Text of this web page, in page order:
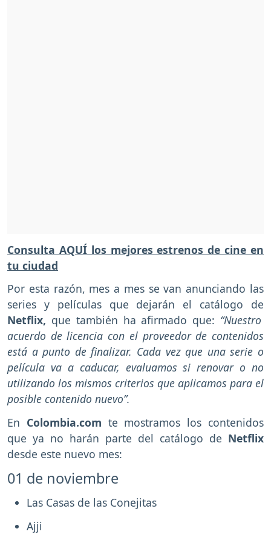
Consulta AQUÍ los mejores estrenos de cine en
tu ciudad
Por esta razón, mes a mes se van anunciando las
series y películas que dejarán el catálogo de
Netflix, que también ha afirmado que: “Nuestro
acuerdo de licencia con el proveedor de contenidos
está a punto de finalizar. Cada vez que una serie o
película va a caducar, evaluamos si renovar o no
utilizando los mismos criterios que aplicamos para el
posible contenido nuevo”.
En Colombia.com te mostramos los contenidos
que ya no harán parte del catálogo de Netflix
desde este nuevo mes:
01 de noviembre
Las Casas de las Conejitas
Ajji